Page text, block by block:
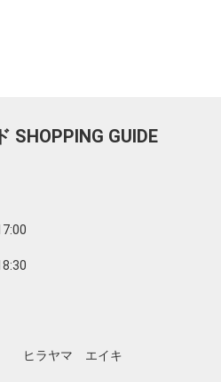
カートへ進む
SHOPPING GUIDE
ヒラヤマ エイキ